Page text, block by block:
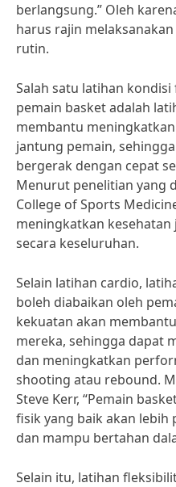
berlangsung.” Oleh
harus rajin
rutin.
Salah satu latihan
pemain basket adalah
membantu
jantung pemain,
bergerak dengan cepat
Menurut penelitian yang
College of Sports
meningkatkan
secara keseluruhan.
Selain latihan cardio,
boleh diabaikan oleh
kekuatan akan
mereka, sehingga dapat
dan meningkatkan
shooting atau rebound.
Steve Kerr, “Pemain
fisik yang baik akan lebih
dan mampu bertahan
Selain itu, latihan